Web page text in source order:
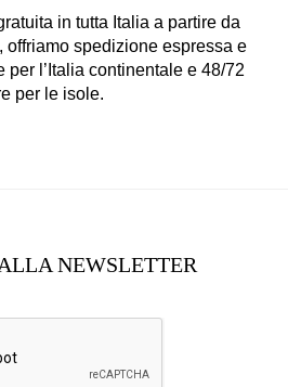
in tutta Italia a partire da
offriamo spedizione espressa e
per l’Italia continentale e 48/72
per le isole.
NEWSLETTER